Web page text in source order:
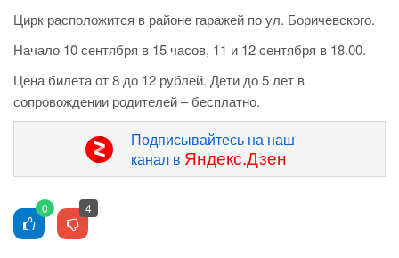
Цирк расположится в районе гаражей по ул. Боричевского.
Начало 10 сентября в 15 часов, 11 и 12 сентября в 18.00.
Цена билета от 8 до 12 рублей. Дети до 5 лет в
сопровождении родителей – бесплатно.
Подписывайтесь на наш
канал в Яндекс.Дзен
0 4